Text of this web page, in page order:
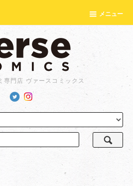
メニュー
専門店 ヴァースコミックス